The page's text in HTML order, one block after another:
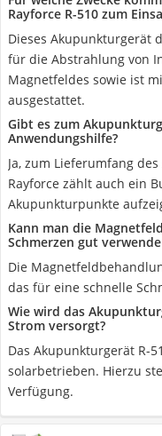
Rayforce R-510 zum
Dieses Akupunkturgerät
für die Abstrahlung von
Magnetfeldes sowie ist
ausgestattet.
Gibt es zum
Anwendungshilfe?
Ja, zum Lieferumfang
Rayforce zählt auch ein
Akupunkturpunkte
Kann man die
Schmerzen gut
Die
das für eine schnelle
Wie wird das
Strom versorgt?
Das Akupunkturgerät R-
solarbetrieben. Hierzu
Verfügung.